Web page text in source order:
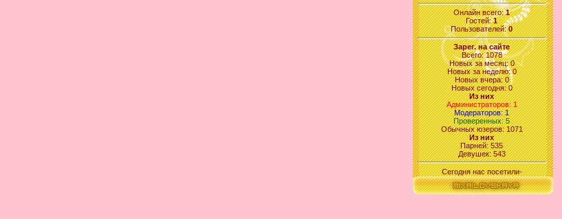
Онлайн всего:1
Гостей:1
Пользователей:0
Зарег. на сайте
Всего: 1078
Новых за месяц: 0
Новых за неделю: 0
Новых вчера: 0
Новых сегодня: 0
Из них
Администраторов: 1
Модераторов: 1
Проверенных: 5
Обычных юзеров: 1071
Из них
Парней: 535
Девушек: 543
Сегодня нас посетили-